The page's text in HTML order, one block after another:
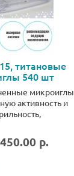
титановые
540 шт
микроиглы
активность и
р.